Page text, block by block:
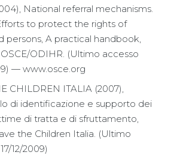
National referral mechanisms.
to protect the rights of
persons, A practical handbook,
ODIHR. (Ultimo accesso
— www.osce.org
CHILDREN ITALIA (2007),
di identificazione e supporto dei
di tratta e di sfruttamento,
the Children Italia. (Ultimo
12/2009)